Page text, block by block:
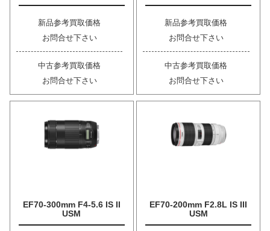
新品参考買取価格
お問合せ下さい
中古参考買取価格
お問合せ下さい
新品参考買取価格
お問合せ下さい
中古参考買取価格
お問合せ下さい
EF70-300mm F4-5.6 IS II
USM
EF70-200mm F2.8L IS III
USM